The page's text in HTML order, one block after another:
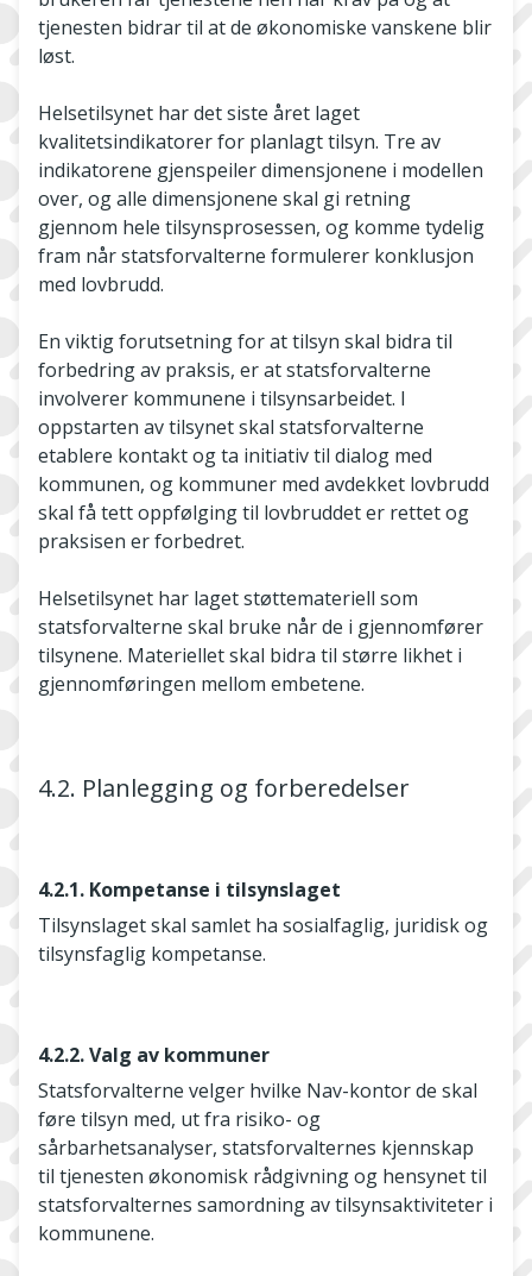
tjenesten bidrar til at de økonomiske vanskene blir
løst.
Helsetilsynet har det siste året laget
kvalitetsindikatorer for planlagt tilsyn. Tre av
indikatorene gjenspeiler dimensjonene i modellen
over, og alle dimensjonene skal gi retning
gjennom hele tilsynsprosessen, og komme tydelig
fram når statsforvalterne formulerer konklusjon
med lovbrudd.
En viktig forutsetning for at tilsyn skal bidra til
forbedring av praksis, er at statsforvalterne
involverer kommunene i tilsynsarbeidet. I
oppstarten av tilsynet skal statsforvalterne
etablere kontakt og ta initiativ til dialog med
kommunen, og kommuner med avdekket lovbrudd
skal få tett oppfølging til lovbruddet er rettet og
praksisen er forbedret.
Helsetilsynet har laget støttemateriell som
statsforvalterne skal bruke når de i gjennomfører
tilsynene. Materiellet skal bidra til større likhet i
gjennomføringen mellom embetene.
4.2. Planlegging og forberedelser
4.2.1. Kompetanse i tilsynslaget
Tilsynslaget skal samlet ha sosialfaglig, juridisk og
tilsynsfaglig kompetanse.
4.2.2. Valg av kommuner
Statsforvalterne velger hvilke Nav-kontor de skal
føre tilsyn med, ut fra risiko- og
sårbarhetsanalyser, statsforvalternes kjennskap
til tjenesten økonomisk rådgivning og hensynet til
statsforvalternes samordning av tilsynsaktiviteter i
kommunene.